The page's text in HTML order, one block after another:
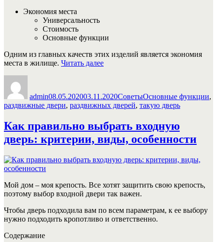
Экономия места
Универсальность
Стоимость
Основные функции
Одним из главных качеств этих изделий является экономия
места в жилище. Читать далее«Плюсы
дверей
~
про
двери
от
до
admin08.05.202003.11.2020СоветыОсновные функции,
раздвижные двери, раздвижных дверей, такую дверь
Как правильно выбрать входную
дверь: критерии, виды, особенности
Мой дом – моя крепость. Все хотят защитить свою крепость,
поэтому выбор входной двери так важен.
Чтобы дверь подходила вам по всем параметрам, к ее выбору
нужно подходить кропотливо и ответственно.
Содержание